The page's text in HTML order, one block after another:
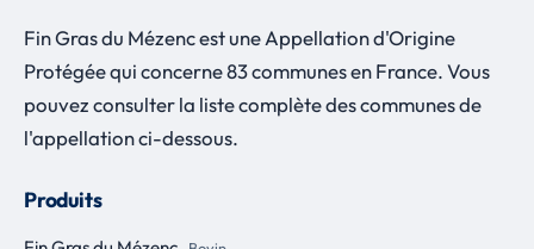
Fin Gras du Mézenc est une Appellation d'Origine
Protégée qui concerne 83 communes en France. Vous
pouvez consulter la liste complète des communes de
l'appellation ci-dessous.
Produits